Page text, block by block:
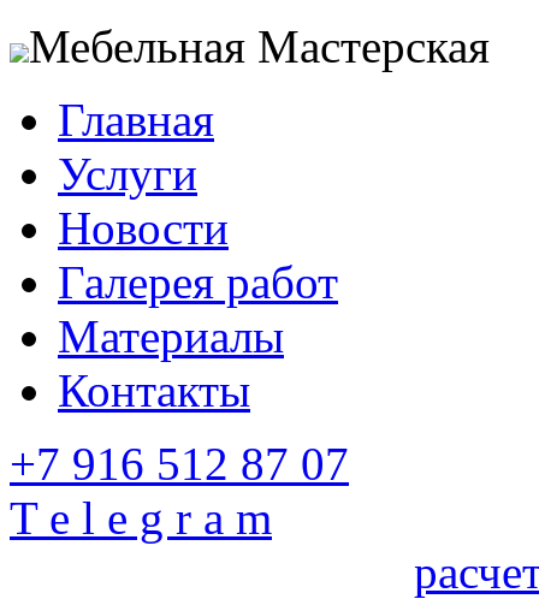
Мебельная Мастерская
Главная
Услуги
Новости
Галерея работ
Материалы
Контакты
+7 916 512 87 07
T e l e g r a m